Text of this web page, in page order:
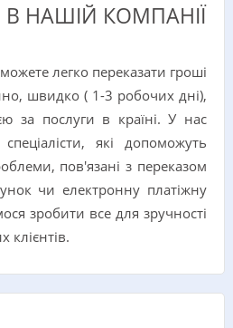
В НАШІЙ КОМПАНІЇ
легко переказати гроші
швидко ( 1-3 робочих дні),
за послуги в країні. У нас
які допоможуть
пов'язані з переказом
чи електронну платіжну
зробити все для зручності
клієнтів.